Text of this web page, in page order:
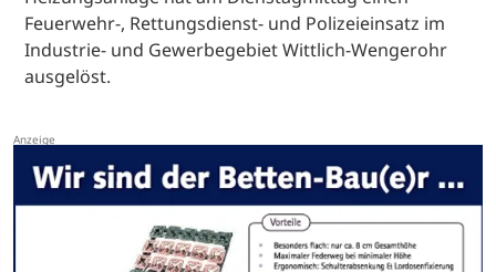
Feuerwehr-, Rettungsdienst- und Polizeieinsatz im
Industrie- und Gewerbegebiet Wittlich-Wengerohr
ausgelöst.